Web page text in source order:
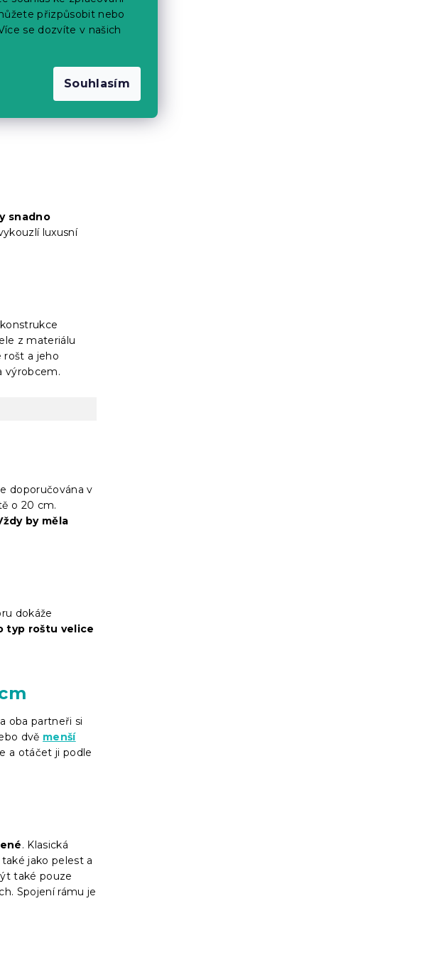
přizpůsobit nebo
se dozvíte v našich
Souhlasím
látek a
a měkké
Na trhu jsou
matraci
snadno
luxusní
z materiálu
rošt a jeho
výrobcem.
doporučována v
o 20 cm.
by měla
dokáže
typ roštu velice
oba partneři si
dvě menší
a otáčet ji podle
. Klasická
jako pelest a
také pouze
Spojení rámu je